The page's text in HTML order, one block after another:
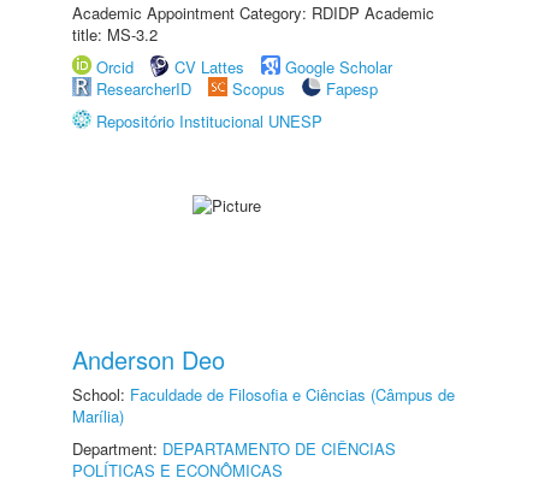
Academic Appointment Category: RDIDP Academic
title: MS-3.2
Orcid
CV Lattes
Google Scholar
ResearcherID
Scopus
Fapesp
Repositório Institucional UNESP
Anderson Deo
School: Faculdade de Filosofia e Ciências (Câmpus de
Marília)
Department: DEPARTAMENTO DE CIÊNCIAS
POLÍTICAS E ECONÔMICAS